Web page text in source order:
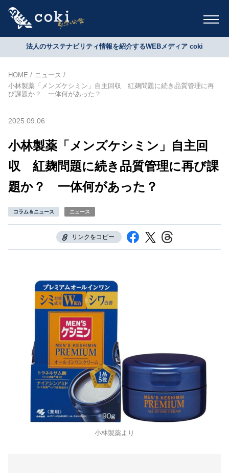
法人のサステナビリティ情報を紹介するWEBメディア coki
HOME
ニュース
小林製薬「メンズケシミン」自主回収 紅麹問題に続き品質管理に再
び課題か？ 一体何があった？
2025.09.06
小林製薬「メンズケシミン」自主回
収 紅麹問題に続き品質管理に再び課
題か？ 一体何があった？
コラム＆ニュース ニュース
リンクをコピー
小林製薬より